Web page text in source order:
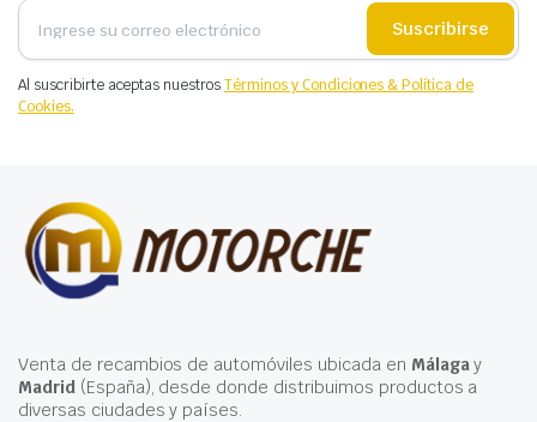
Suscribirse
Al suscribirte aceptas nuestrosTérminos y Condiciones & Política de
Cookies.
Venta de recambios de automóviles ubicada en Málagay
Madrid(España), desde donde distribuimos productos a
diversas ciudades y países.